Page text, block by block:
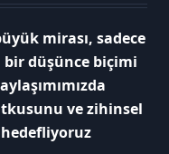
mirası, sadece
düşünce biçimi
ve zihinsel